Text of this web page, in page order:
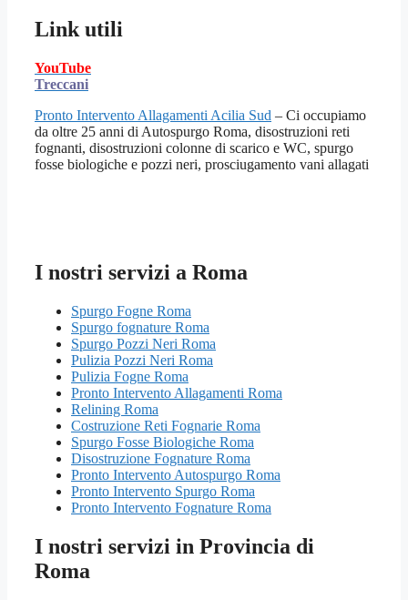
Link utili
YouTube
Treccani
Pronto Intervento Allagamenti Acilia Sud – Ci occupiamo
da oltre 25 anni di Autospurgo Roma, disostruzioni reti
fognanti, disostruzioni colonne di scarico e WC, spurgo
fosse biologiche e pozzi neri, prosciugamento vani allagati
I nostri servizi a Roma
Spurgo Fogne Roma
Spurgo fognature Roma
Spurgo Pozzi Neri Roma
Pulizia Pozzi Neri Roma
Pulizia Fogne Roma
Pronto Intervento Allagamenti Roma
Relining Roma
Costruzione Reti Fognarie Roma
Spurgo Fosse Biologiche Roma
Disostruzione Fognature Roma
Pronto Intervento Autospurgo Roma
Pronto Intervento Spurgo Roma
Pronto Intervento Fognature Roma
I nostri servizi in Provincia di
Roma